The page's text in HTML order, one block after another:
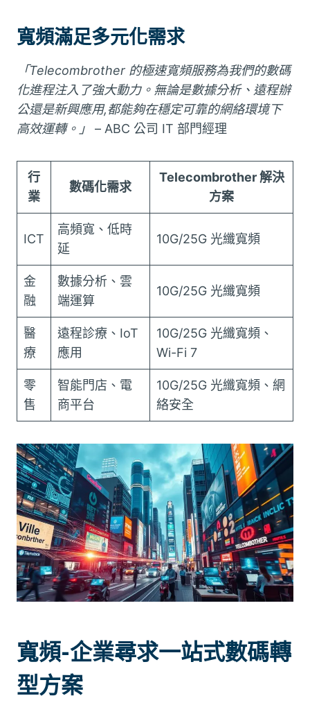
寬頻滿足多元化需求
「Telecombrother 的極速寬頻服務為我們的數碼
化進程注入了強大動力。無論是數據分析、遠程辦
公還是新興應用,都能夠在穩定可靠的網絡環境下
高效運轉。」
– ABC 公司 IT 部門經理
行
業
數碼化需求
Telecombrother 解決
方案
ICT
高頻寬、低時
延
10G/25G 光纖寬頻
金
融
數據分析、雲
端運算
10G/25G 光纖寬頻
醫
療
遠程診療、IoT
應用
10G/25G 光纖寬頻、
Wi-Fi 7
零
售
智能門店、電
商平台
10G/25G 光纖寬頻、網
絡安全
寬頻-企業尋求一站式數碼轉
型方案